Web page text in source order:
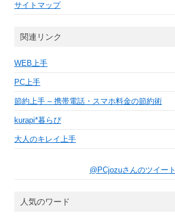
サイトマップ
関連リンク
WEB上手
PC上手
節約上手 – 携帯電話・スマホ料金の節約術
kurapi*暮らぴ
大人のキレイ上手
@PCjozuさんのツイート
人気のワード